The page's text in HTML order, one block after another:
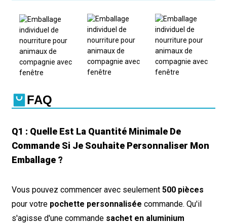
FAQ
Q1 : Quelle Est La Quantité Minimale De
Commande Si Je Souhaite Personnaliser Mon
Emballage ?
Vous pouvez commencer avec seulement 500 pièces
pour votre pochette personnalisée commande. Qu'il
s'agisse d'une commande sachet en aluminium